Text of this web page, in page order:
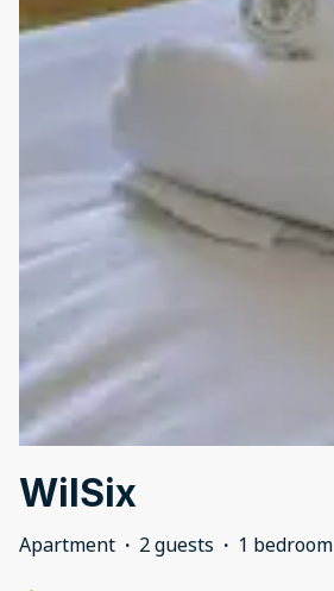
WilSix
Apartment · 2 guests · 1 bedroom